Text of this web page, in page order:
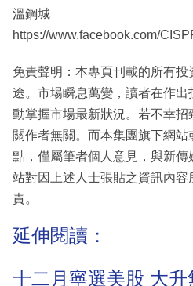
溫鋼城
https://www.facebook.com/
免責聲明：本專頁刊載的所有投
途。市場瞬息萬變，讀者在作
動掌握市場最新狀況。若不幸
關作者無關。而本集團旗下網
點，僅屬筆者個人意見，與新
站對因上述人士張貼之資訊內
責。
延伸閱讀：
十二月寧選美股 大升